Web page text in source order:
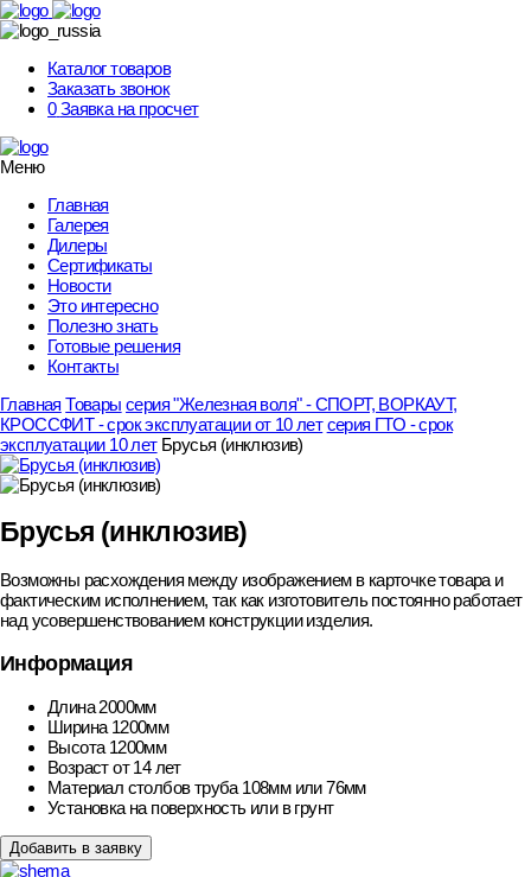
Skip
to
Каталог товаров
Заказать звонок
0 Заявка на просчет
Меню
Главная
Галерея
Дилеры
Сертификаты
Новости
Это интересно
Полезно знать
Готовые решения
Контакты
Главная Товары серия "Железная воля" - СПОРТ, ВОРКАУТ,
КРОССФИТ - срок эксплуатации от 10 лет серия ГТО - срок
эксплуатации 10 лет Брусья (инклюзив)
Брусья (инклюзив)
Возможны расхождения между изображением в карточке товара и
фактическим исполнением, так как изготовитель постоянно работает
над усовершенствованием конструкции изделия.
Информация
Длина 2000мм
Ширина 1200мм
Высота 1200мм
Возраст от 14 лет
Материал столбов труба 108мм или 76мм
Установка на поверхность или в грунт
Добавить в заявку